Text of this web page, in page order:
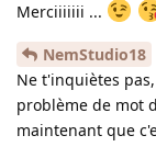
Merciiiiiii ...
NemStudio18
Ne t'inquiètes
problème de mot
maintenant que